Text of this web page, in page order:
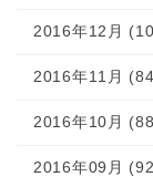
2016年12月
2016年11月
2016年10月
2016年09月